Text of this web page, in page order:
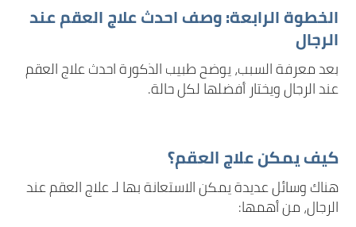
الخطوة الرابعة: وصف احدث علاج العقم عند
الرجال
بعد معرفة السبب، يوضح طبيب الذكورة احدث علاج العقم
عند الرجال ويختار أفضلها لكل حالة.
كيف يمكن علاج العقم؟
هناك وسائل عديدة يمكن الاستعانة بها لـ علاج العقم عند
الرجال، من أهمها: